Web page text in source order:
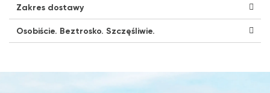
Zakres dostawy
Osobiście. Beztrosko. Szczęśliwie.